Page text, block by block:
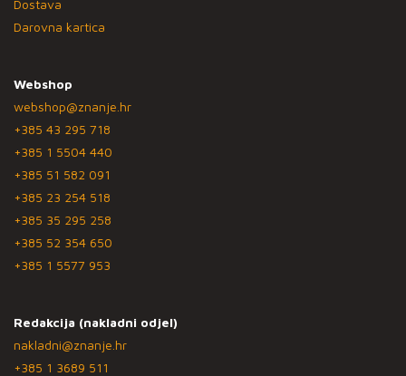
Dostava
Darovna kartica
Webshop
webshop@znanje.hr
+385 43 295 718
+385 1 5504 440
+385 51 582 091
+385 23 254 518
+385 35 295 258
+385 52 354 650
+385 1 5577 953
Redakcija (nakladni odjel)
nakladni@znanje.hr
+385 1 3689 511